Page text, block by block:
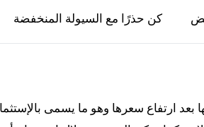
كن حذرًا مع السيولة المنخفضة
ارتفاع سعرها وهو ما يسمى